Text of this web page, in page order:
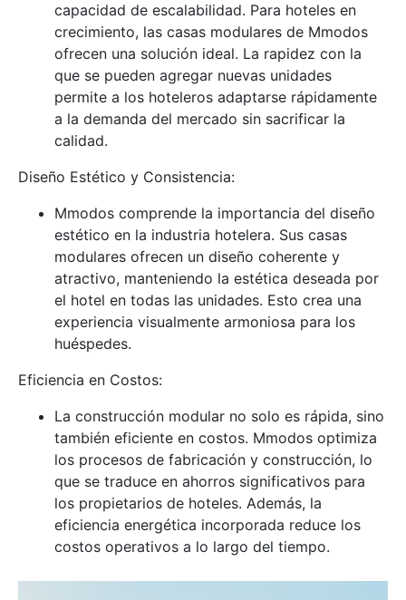
capacidad de escalabilidad. Para hoteles en
crecimiento, las casas modulares de Mmodos
ofrecen una solución ideal. La rapidez con la
que se pueden agregar nuevas unidades
permite a los hoteleros adaptarse rápidamente
a la demanda del mercado sin sacrificar la
calidad.
Diseño Estético y Consistencia:
Mmodos comprende la importancia del diseño
estético en la industria hotelera. Sus casas
modulares ofrecen un diseño coherente y
atractivo, manteniendo la estética deseada por
el hotel en todas las unidades. Esto crea una
experiencia visualmente armoniosa para los
huéspedes.
Eficiencia en Costos:
La construcción modular no solo es rápida, sino
también eficiente en costos. Mmodos optimiza
los procesos de fabricación y construcción, lo
que se traduce en ahorros significativos para
los propietarios de hoteles. Además, la
eficiencia energética incorporada reduce los
costos operativos a lo largo del tiempo.